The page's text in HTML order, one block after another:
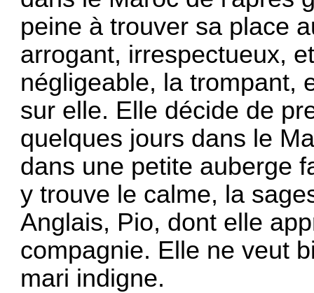
peine à trouver sa place
arrogant, irrespectueux,
négligeable, la trompant,
sur elle. Elle décide de
quelques jours dans le
dans une petite auberge
y trouve le calme, la
Anglais, Pio, dont elle
compagnie. Elle ne veut
mari indigne.